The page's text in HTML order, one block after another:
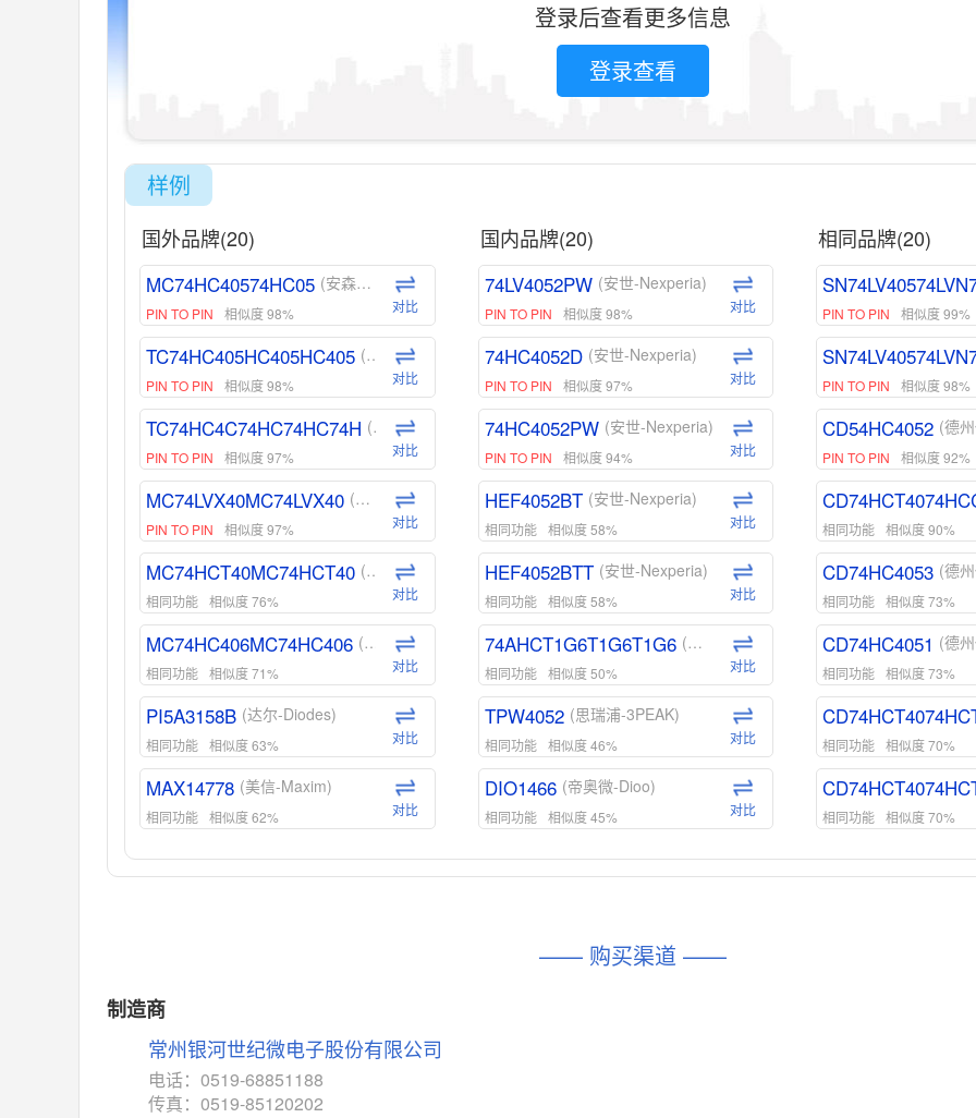
登录后查看更多信息
登录查看
样例
国外品牌(20)
MC74HC40574HC05 (安森美-ON)
PIN TO PIN 相似度 98% 对比
TC74HC405HC405HC405 (东芝-Toshiba)
PIN TO PIN 相似度 98% 对比
TC74HC4C74HC74HC74H (东芝-Toshiba)
PIN TO PIN 相似度 97% 对比
MC74LVX40MC74LVX40 (安森美-ON)
PIN TO PIN 相似度 97% 对比
MC74HCT40MC74HCT40 (安森美-ON)
相同功能 相似度 76% 对比
MC74HC406MC74HC406 (安森美-ON)
相同功能 相似度 71% 对比
PI5A3158B (达尔-Diodes)
相同功能 相似度 63% 对比
MAX14778 (美信-Maxim)
相同功能 相似度 62% 对比
ADG1439 (亚德诺-ADI)
对比
MAX14760
M74HC4852 (意法-ST)
相同功能 相似度 52%
国内品牌(20)
74LV4052PW (安世-Nexperia)
PIN TO PIN 相似度 98% 对比
74HC4052D (安世-Nexperia)
PIN TO PIN 相似度 97% 对比
74HC4052PW (安世-Nexperia)
PIN TO PIN 相似度 94% 对比
HEF4052BT (安世-Nexperia)
相同功能 相似度 58% 对比
HEF4052BTT (安世-Nexperia)
相同功能 相似度 58% 对比
74AHCT1G6T1G6T1G6 (安世-Nexperia)
相同功能 相似度 50% 对比
TPW4052 (思瑞浦-3PEAK)
相同功能 相似度 46% 对比
DIO1466 (帝奥微-Dioo)
相同功能 相似度 45% 对比
DIO1159 (帝奥微-Dioo)
对比
相似度 44%
相同品牌(20)
PIN TO PIN 相似度 99%
PIN TO PIN 相似度 98%
CD54HC4052 (德
PIN TO PIN 相似度 92%
相同功能 相似度 90%
CD74HC4053 (德
相同功能 相似度 73%
CD74HC4051 (德
相同功能 相似度 73%
相同功能 相似度 70%
相同功能 相似度 70%
—— 购买渠道 ——
制造商
常州银河世纪微电子股份有限公司
电话：0519-68851188
传真：0519-85120202